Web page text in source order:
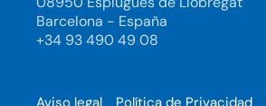
Barcelona - España
+34 93 490 49 08
Aviso legal Política de Privacidad